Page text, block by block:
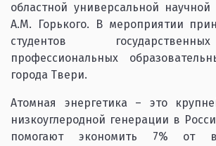
областной универсальной
А.М. Горького. В мероприятии
студентов
профессиональных
города Твери.
Атомная энергетика – это
низкоуглеродной генерации в
помогают экономить 7% от